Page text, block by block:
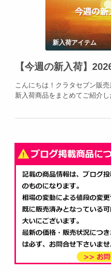
新入荷アイテム
【今週の新入荷】
こんにちは！クラタセブン販
新入荷商品をまとめてご紹介